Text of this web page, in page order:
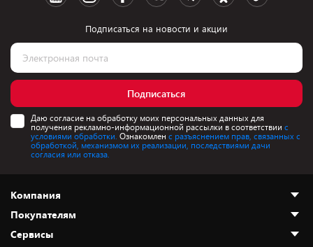
Подписаться на новости и акции
Подписаться
Даю согласие на обработку моих персональных данных для
получения рекламно-информационной рассылки в соответствии с
условиями обработки. Ознакомлен с разъяснением прав, связанных с
обработкой, механизмом их реализации, последствиями дачи
согласия или отказа.
Компания
О нас
Адреса магазинов
Покупателям
Как сделать заказ
Сервисы